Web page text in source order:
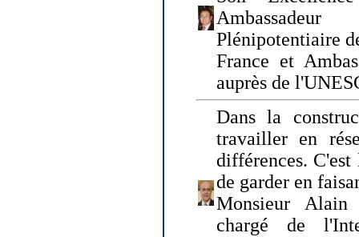
Plénipotentiaire
France et
auprès de
Dans la
travailler en
différences.
de garder en
Monsieur Alain
chargé de